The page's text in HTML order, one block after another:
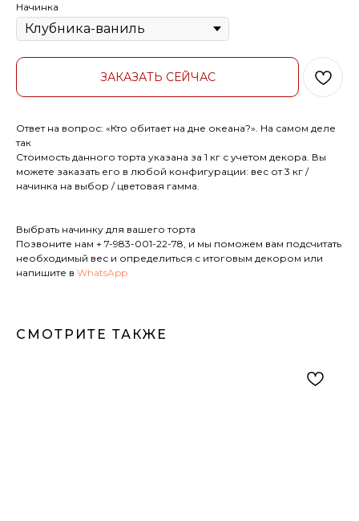
Начинка
ЗАКАЗАТЬ СЕЙЧАС
Ответ на вопрос: «Кто обитает на дне океана?». На самом деле
так
Стоимость данного торта указана за 1 кг с учетом декора. Вы
можете заказать его в любой конфигурации: вес от 3 кг /
начинка на выбор / цветовая гамма.
Выбрать начинку для вашего торта
Позвоните нам + 7-983-001-22-78, и мы поможем вам подсчитать
необходимый вес и определиться с итоговым декором или
напишите в WhatsApp
СМОТРИТЕ ТАКЖЕ